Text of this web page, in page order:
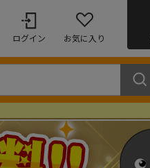
ログイン お気に入り